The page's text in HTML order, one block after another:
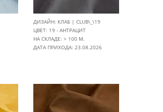
ДИЗАЙН: КЛАБ | CLUB\_\19
ЦВЕТ: 19 - АНТРАЦИТ
НА СКЛАДЕ: > 100 М.
ДАТА ПРИХОДА: 23.08.2026